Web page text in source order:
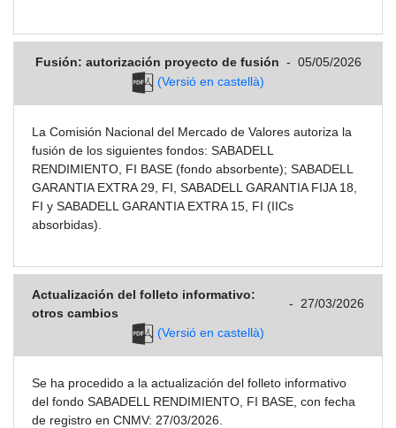
Fusión: autorización proyecto de fusión - 05/05/2026
(Versió en castellà)
La Comisión Nacional del Mercado de Valores autoriza la
fusión de los siguientes fondos: SABADELL
RENDIMIENTO, FI BASE (fondo absorbente); SABADELL
GARANTIA EXTRA 29, FI, SABADELL GARANTIA FIJA 18,
FI y SABADELL GARANTIA EXTRA 15, FI (IICs
absorbidas).
Actualización del folleto informativo:
otros cambios
- 27/03/2026
(Versió en castellà)
Se ha procedido a la actualización del folleto informativo
del fondo SABADELL RENDIMIENTO, FI BASE, con fecha
de registro en CNMV: 27/03/2026.